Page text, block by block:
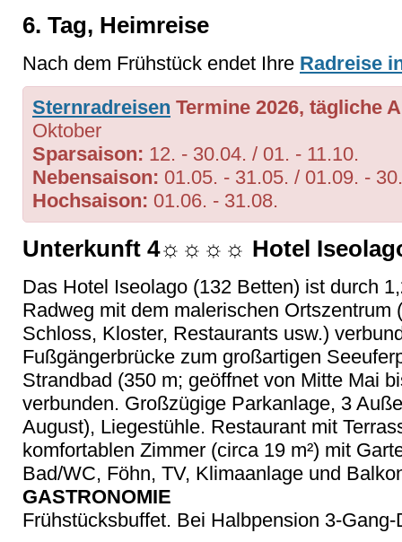
6. Tag, Heimreise
Nach dem Frühstück endet Ihre Radreise
Sternradreisen Termine 2026, tägliche
Oktober
Sparsaison: 12. - 30.04. / 01. - 11.10.
Nebensaison: 01.05. - 31.05. / 01.09. -
Hochsaison: 01.06. - 31.08.
Unterkunft 4☼☼☼☼ Hotel
Das Hotel Iseolago (132 Betten) ist durch
Radweg mit dem malerischen Ortszentrum
Schloss, Kloster, Restaurants usw.)
Fußgängerbrücke zum großartigen
Strandbad (350 m; geöffnet von Mitte Mai
verbunden. Großzügige Parkanlage, 3
August), Liegestühle. Restaurant mit
komfortablen Zimmer (circa 19 m²) mit
Bad/WC, Föhn, TV, Klimaanlage und
GASTRONOMIE
Frühstücksbuffet. Bei Halbpension 3-Gang-